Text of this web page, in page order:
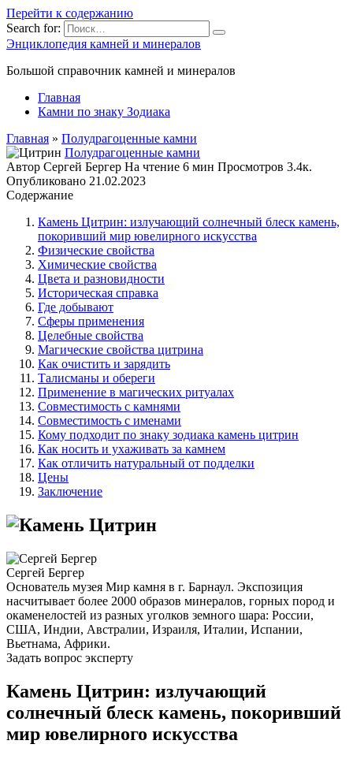
Перейти к содержанию
Search for:
Энциклопедия камней и минералов
Большой справочник камней и минералов
Главная
Камни по знаку Зодиака
Главная » Полудрагоценные камни
Полудрагоценные камни
Автор Сергей Бергер На чтение 6 мин Просмотров 3.4к.
Опубликовано 21.02.2023
Содержание
Камень Цитрин: излучающий солнечный блеск камень,
покоривший мир ювелирного искусства
Физические свойства
Химические свойства
Цвета и разновидности
Историческая справка
Где добывают
Сферы применения
Целебные свойства
Магические свойства цитрина
Как очистить и зарядить
Талисманы и обереги
Применение в магических ритуалах
Совместимость с камнями
Совместимость с именами
Кому подходит по знаку зодиака камень цитрин
Как носить и ухаживать за камнем
Как отличить натуральный от подделки
Цены
Заключение
Сергей Бергер
Основатель музея Мир камня в г. Барнаул. Экспозиция
насчитывает более 2000 образов минералов, горных пород и
окаменелостей из разных уголков земного шара: России,
США, Индии, Австралии, Израиля, Италии, Испании,
Вьетнама, Африки.
Задать вопрос эксперту
Камень Цитрин: излучающий
солнечный блеск камень, покоривший
мир ювелирного искусства